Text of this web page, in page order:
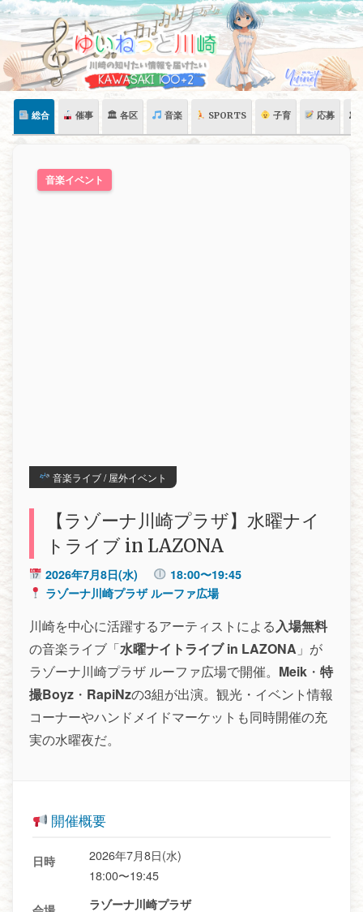
Skip
content
総合 催事 🏛 各区 音楽 SPORTS 子育 応募 🏛
音楽イベント
音楽ライブ / 屋外イベント
【ラゾーナ川崎プラザ】水曜ナイ
トライブ in LAZONA
2026年7月8日(水)
18:00〜19:45
ラゾーナ川崎プラザ ルーファ広場
川崎を中心に活躍するアーティストによる入場無料
の音楽ライブ「水曜ナイトライブ in LAZONA 」が
ラゾーナ川崎プラザ ルーファ広場で開催。 Meik ・ 特
撮Boyz ・ RapiNzの3組が出演。観光・イベント情報
コーナーやハンドメイドマーケットも同時開催の充
実の水曜夜だ。
開催概要
日時
2026年7月8日(水)
18:00〜19:45
ラゾーナ川崎プラザ